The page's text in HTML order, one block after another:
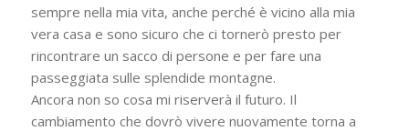
sempre nella mia vita, anche perché è vicino alla mia
vera casa e sono sicuro che ci tornerò presto per
rincontrare un sacco di persone e per fare una
passeggiata sulle splendide montagne.
Ancora non so cosa mi riserverà il futuro. Il
cambiamento che dovrò vivere nuovamente torna a